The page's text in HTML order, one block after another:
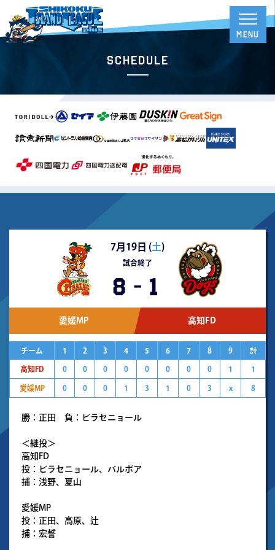
Schedule
7月19日 (土)
試合終了
8 - 1
愛媛MP 高知FD
チーム 1 2 3 4 5 6 7 8 9 計
高知FD 0 0 0 0 0 0 0 0 1 1
愛媛MP 0 0 0 1 3 1 0 3 x 8
勝：正田 負：ビラセニョール
＜継投＞
高知FD
投：ビラセニョール、バルボア
捕：浅野、夏山
愛媛MP
投：正田、高原、辻
捕：宏誓